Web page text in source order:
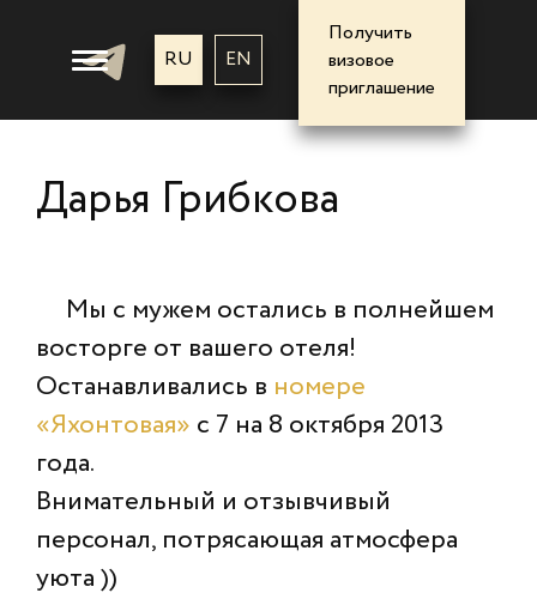
RU EN
Получить
визовое
приглашение
Дарья Грибкова
Мы с мужем остались в полнейшем
восторге от вашего отеля!
Останавливались в номере
«Яхонтовая» с 7 на 8 октября 2013
года.
Внимательный и отзывчивый
персонал, потрясающая атмосфера
уюта ))